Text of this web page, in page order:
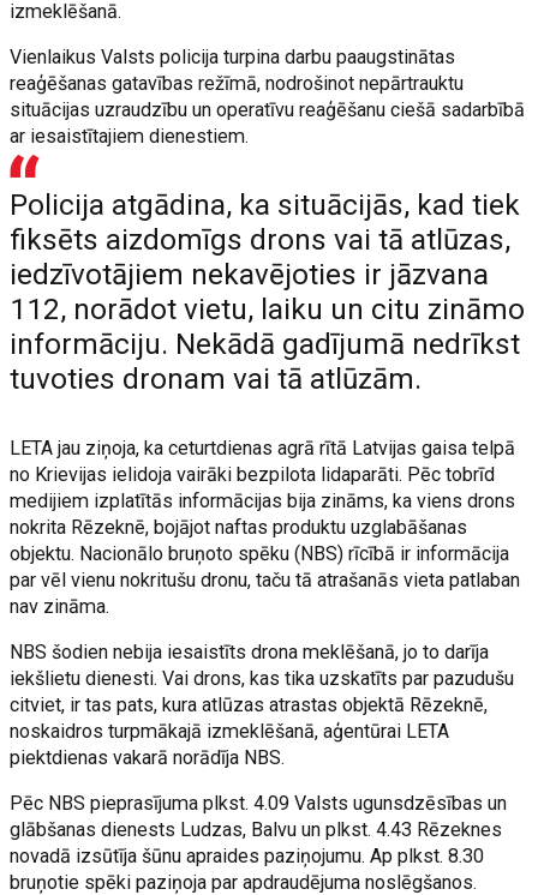
izmeklēšanā.
Vienlaikus Valsts policija turpina darbu paaugstinātas
reaģēšanas gatavības režīmā, nodrošinot nepārtrauktu
situācijas uzraudzību un operatīvu reaģēšanu ciešā sadarbībā
ar iesaistītajiem dienestiem.
Policija atgādina, ka situācijās, kad tiek
fiksēts aizdomīgs drons vai tā atlūzas,
iedzīvotājiem nekavējoties ir jāzvana
112, norādot vietu, laiku un citu zināmo
informāciju. Nekādā gadījumā nedrīkst
tuvoties dronam vai tā atlūzām.
LETA jau ziņoja, ka ceturtdienas agrā rītā Latvijas gaisa telpā
no Krievijas ielidoja vairāki bezpilota lidaparāti. Pēc tobrīd
medijiem izplatītās informācijas bija zināms, ka viens drons
nokrita Rēzeknē, bojājot naftas produktu uzglabāšanas
objektu. Nacionālo bruņoto spēku (NBS) rīcībā ir informācija
par vēl vienu nokritušu dronu, taču tā atrašanās vieta patlaban
nav zināma.
NBS šodien nebija iesaistīts drona meklēšanā, jo to darīja
iekšlietu dienesti. Vai drons, kas tika uzskatīts par pazudušu
citviet, ir tas pats, kura atlūzas atrastas objektā Rēzeknē,
noskaidros turpmākajā izmeklēšanā, aģentūrai LETA
piektdienas vakarā norādīja NBS.
Pēc NBS pieprasījuma plkst. 4.09 Valsts ugunsdzēsības un
glābšanas dienests Ludzas, Balvu un plkst. 4.43 Rēzeknes
novadā izsūtīja šūnu apraides paziņojumu. Ap plkst. 8.30
bruņotie spēki paziņoja par apdraudējuma noslēgšanos.